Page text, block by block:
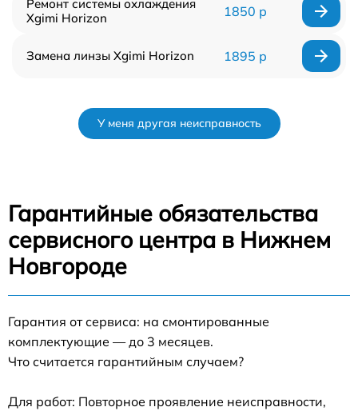
Ремонт системы охлаждения
Xgimi Horizon
1850 р
Замена линзы Xgimi Horizon 1895 р
У меня другая неисправность
Гарантийные обязательства
сервисного центра в Нижнем
Новгороде
Гарантия от сервиса: на смонтированные
комплектующие — до 3 месяцев.
Что считается гарантийным случаем?
Для работ: Повторное проявление неисправности,